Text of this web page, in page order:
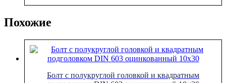
Похожие
Болт с полукруглой головкой и квадратным